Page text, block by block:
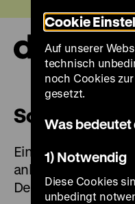
zum
Seiteninhalt
springen
Sola
Eine Ausstellung
anlässlich 500
Deutschland
Cookie
Auf unserer
technisch
noch Cookies
gesetzt.
Was bedeutet
1) Notwendig
Diese Cookies
unbedingt